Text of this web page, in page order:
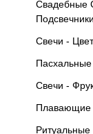
Свадебные
Подсвечники
Свечи -
Пасхальные
Свечи -
Плавающие
Ритуальные